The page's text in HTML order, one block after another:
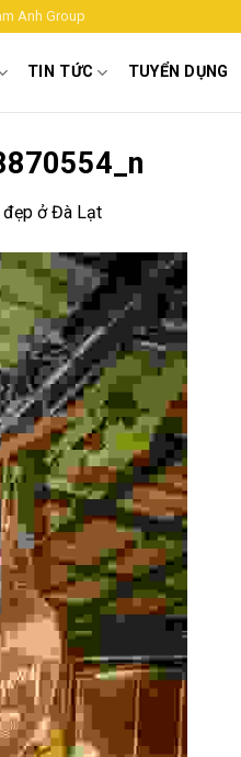
Anh Group
TIN TỨC TUYỂN DỤNG
đẹp ở Đà Lạt